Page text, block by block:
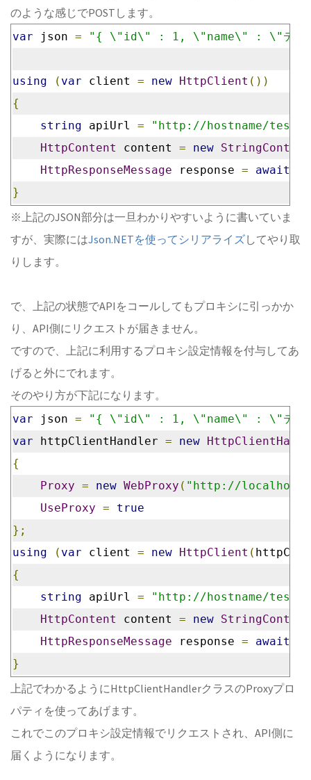
のような感じでPOSTします。
var json = "{ \"id\" : 1, \"name\" : \"テス
using ( var client = new HttpClient ())
{
string apiUrl =
"http://hostname/
HttpContent
content = new StringContent
HttpResponseMessage response = await
}
※上記のJSON部分は一旦わかりやすいように書いていま
すが、実際にはJson.NETを使ってシリアライズしてやり取
りします。
で、上記の状態でAPIをコールしてもプロキシに引っかか
り、API側にリクエストが届きません。
ですので、上記に利用するプロキシ設定情報を付与してあ
げると外にでれます。
そのやり方が下記になります。
var json =
"{ \"id\" : 1, \"name\" : \"テス
var httpClientHandler = new
{
Proxy = new WebProxy ( "http://
UseProxy =
true
};
using
( var client = new HttpClient (
{
string apiUrl =
"http://hostname/
HttpContent
content = new StringContent
HttpResponseMessage response = await
}
上記でわかるようにHttpClientHandlerクラスのProxyプロ
パティを使ってあげます。
これでこのプロキシ設定情報でリクエストされ、API側に
届くようになります。